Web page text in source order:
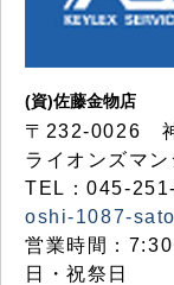
(資)佐藤金物店
〒232-0026
ライオンズマ
TEL：045-
oshi-1087-
営業時間：
日・祝祭日